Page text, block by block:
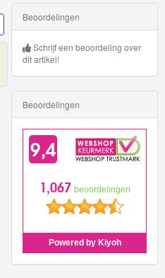
Beoordelingen
Schrijf een beoordeling over
dit artikel!
Beoordelingen